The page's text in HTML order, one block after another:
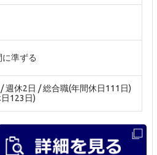
準ずる
週休2日 / 総合職(年間休日111日)
123日)